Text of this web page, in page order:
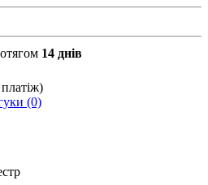
14 днів
(0)